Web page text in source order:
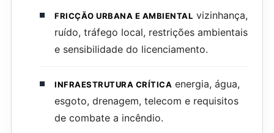
FRICÇÃO URBANA E AMBIENTAL vizinhança,
ruído, tráfego local, restrições ambientais
e sensibilidade do licenciamento.
INFRAESTRUTURA CRÍTICA energia, água,
esgoto, drenagem, telecom e requisitos
de combate a incêndio.